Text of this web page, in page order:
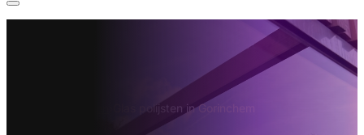
Glas polijsten in Gorinchem